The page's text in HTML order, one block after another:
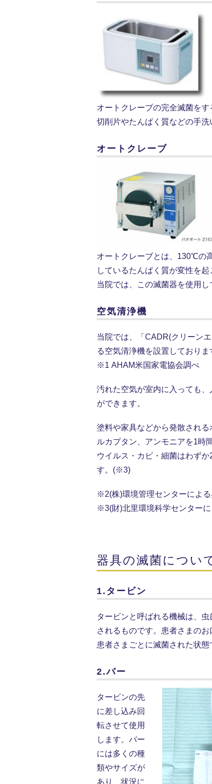
オートクレーブの完全滅菌をす
切削片やたんぱく質などの手
オートクレーブ
オートクレーブとは、130℃の
しているたんぱく質が変性を起
当院では、この滅菌器を使用し
空気清浄機
当院では、「CADR(クリーン
る空気清浄機を設置しており
※1 AHAM米国家電協会調べ
汚れた空気が室内に入っても
ができます。
塗料や家具などから発散され
ルカプタン、アンモニアを1時
ウイルス・カビ・細菌はわず
す。(※3)
※2(株)環境管理センターによ
※3(財)北里環境科学センター
器具の滅菌につい
1.タービン
タービンと呼ばれる機械は、
されるものです。患者さまの
患者さまごとに滅菌された状態
2.バー
タービンの先
に差し込み回
転させて使用
します。バー
には多くの種
類やサイズが
あり、状況に